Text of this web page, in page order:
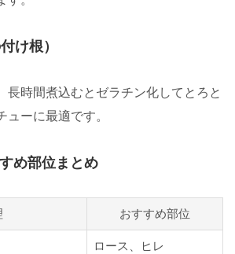
け根）
長時間煮込むとゼラチン化してとろと
ューに最適です。
め部位まとめ
おすすめ部位
ロース、ヒレ